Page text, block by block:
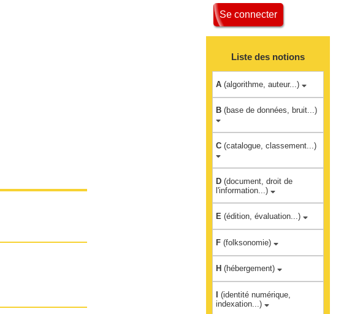
Se connecter
Liste des notions
A(algorithme, auteur...)
B(base de données, bruit...)
C(catalogue, classement...)
D(document, droit de
l'information...)
E(édition, évaluation...)
F(folksonomie)
H (hébergement)
(identité numérique,
indexation...)